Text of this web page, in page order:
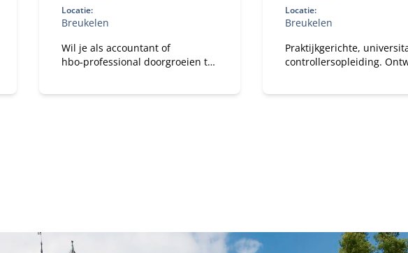
Locatie:
Breukelen
Wil je als accountant of
hbo‑professional doorgroeien tot
Locatie:
Breukelen
Praktijkgerichte,
controllersopleiding.